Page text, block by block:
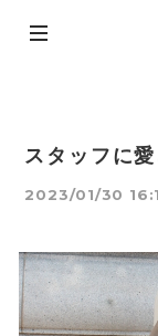
スタッフに
2023/01/30